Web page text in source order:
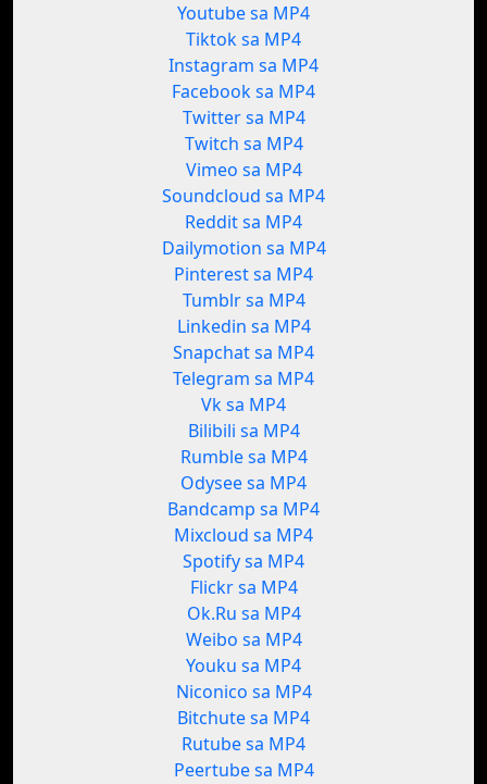
Youtube sa MP4
Tiktok sa MP4
Instagram sa MP4
Facebook sa MP4
Twitter sa MP4
Twitch sa MP4
Vimeo sa MP4
Soundcloud sa MP4
Reddit sa MP4
Dailymotion sa MP4
Pinterest sa MP4
Tumblr sa MP4
Linkedin sa MP4
Snapchat sa MP4
Telegram sa MP4
Vk sa MP4
Bilibili sa MP4
Rumble sa MP4
Odysee sa MP4
Bandcamp sa MP4
Mixcloud sa MP4
Spotify sa MP4
Flickr sa MP4
Ok.Ru sa MP4
Weibo sa MP4
Youku sa MP4
Niconico sa MP4
Bitchute sa MP4
Rutube sa MP4
Peertube sa MP4